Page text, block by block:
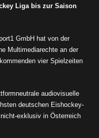
Liga bis zur Saison
GmbH hat von der
Multimediarechte an der
vier Spielzeiten
audiovisuelle
deutschen Eishockey-
exklusiv in Österreich